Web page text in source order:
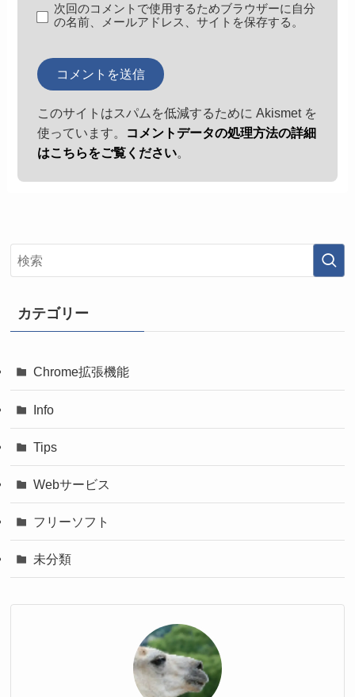
次回のコメントで使用するためブラウザーに自分
の名前、メールアドレス、サイトを保存する。
このサイトはスパムを低減するために Akismet を
使っています。
コメントデータの処理方法の詳細
はこちらをご覧ください。
カテゴリー
Chrome拡張機能
Info
Tips
Webサービス
フリーソフト
未分類